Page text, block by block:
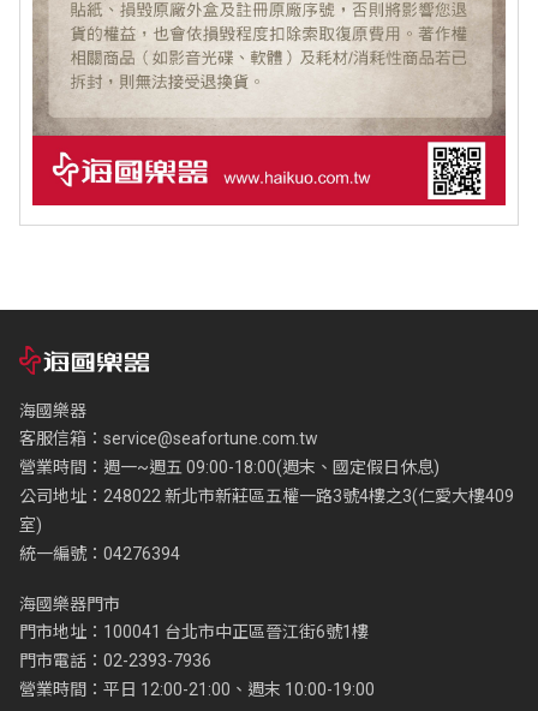
海國樂器
客服信箱： service@seafortune.com.tw
營業時間：週一~週五 09:00-18:00(週末、國定假日休息)
公司地址：248022 新北市新莊區五權一路3號4樓之3(仁愛大樓409
室)
統一編號：04276394
海國樂器門市
門市地址：100041 台北市中正區晉江街6號1樓
門市電話：02-2393-7936
營業時間：平日 12:00-21:00、週末 10:00-19:00